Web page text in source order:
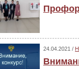
24.04.2021 /